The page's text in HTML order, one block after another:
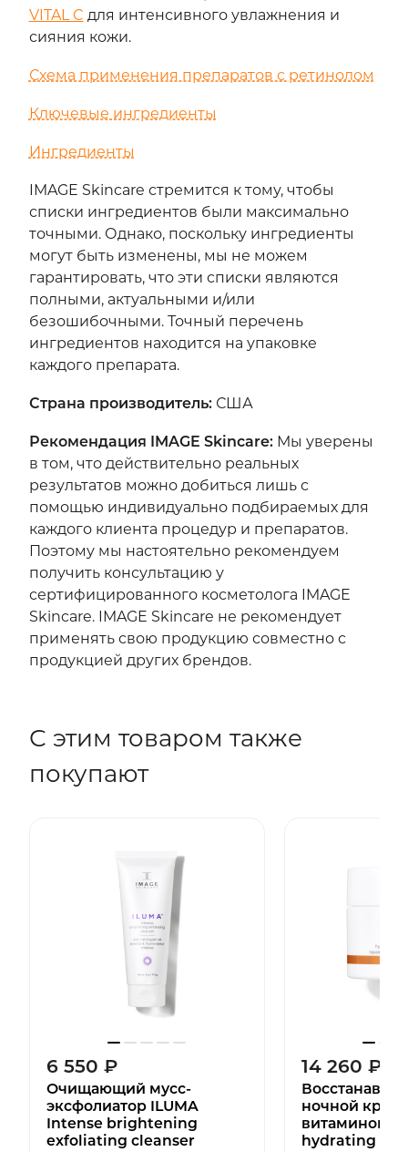
VITAL C для интенсивного увлажнения и
сияния кожи.
Схема применения препаратов с ретинолом
Ключевые ингредиенты
Ингредиенты
IMAGE Skincare стремится к тому, чтобы
списки ингредиентов были максимально
точными. Однако, поскольку ингредиенты
могут быть изменены, мы не можем
гарантировать, что эти списки являются
полными, актуальными и/или
безошибочными. Точный перечень
ингредиентов находится на упаковке
каждого препарата.
Страна производитель:США
Рекомендация IMAGE Skincare:Мы уверены
в том, что действительно реальных
результатов можно добиться лишь с
помощью индивидуально подбираемых для
каждого клиента процедур и препаратов.
Поэтому мы настоятельно рекомендуем
получить консультацию у
сертифицированного косметолога IMAGE
Skincare. IMAGE Skincare не рекомендует
применять свою продукцию совместно с
продукцией других брендов.
С этим товаром также
покупают
6 550 ₽
Очищающий мусс-
эксфолиатор ILUMA
Intense brightening
exfoliating cleanser
14 260 ₽
ночной крем
витамином С
hydrating